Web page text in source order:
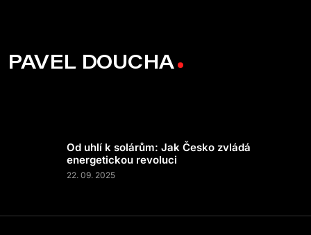
PAVEL DOUCHA
Od uhlí k solárům: Jak Česko zvládá
energetickou revoluci
22. 09. 2025